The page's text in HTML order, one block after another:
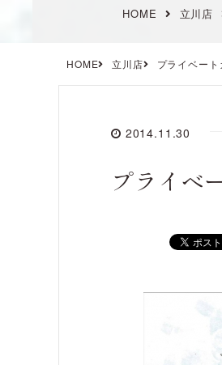
HOME 立川店
HOME 立川店 プライベー
2014.11.30
プライベ